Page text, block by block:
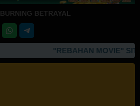
BURNING BETRAYAL
"REBAHAN MOVIE"